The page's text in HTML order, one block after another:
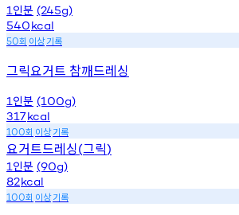
1 인분 (245g)
540kcal
50회 이상기록
그릭요거트 참깨드레싱
1 인분 (100g)
317kcal
100회 이상기록
요거트드레싱(그릭)
1 인분 (90g)
82kcal
100회 이상기록